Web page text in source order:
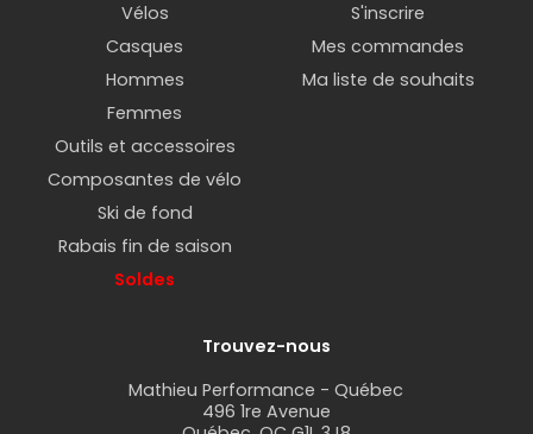
Vélos
Casques
Hommes
Femmes
Outils et accessoires
Composantes de vélo
Ski de fond
Rabais fin de saison
Soldes
S'inscrire
Mes commandes
Ma liste de souhaits
Trouvez-nous
Mathieu Performance - Québec
496 1re Avenue